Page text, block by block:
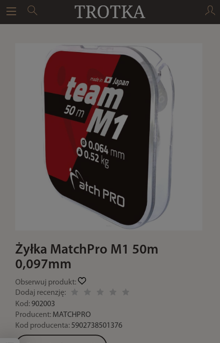
Żyłka MatchPro M1 50m
0,097mm
Obserwuj produkt:
Dodaj recenzję:
Kod:902003
Producent: MATCHPRO
Kod producenta: 5902738501376